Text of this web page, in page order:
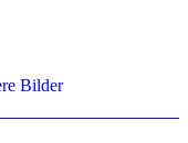
Bil­der